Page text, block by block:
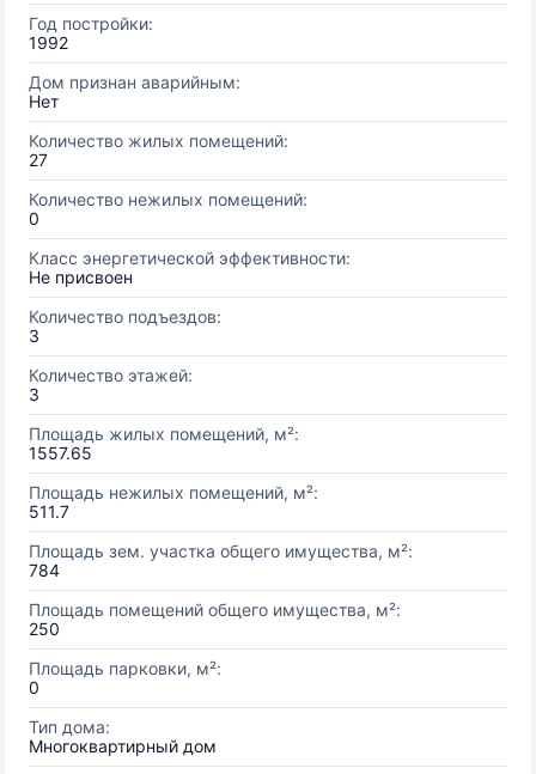
Год постройки:
1992
Дом признан аварийным:
Нет
Количество жилых помещений:
27
Количество нежилых помещений:
0
Класс энергетической эффективности:
Не присвоен
Количество подъездов:
3
Количество этажей:
3
Площадь жилых помещений, м²:
1557.65
Площадь нежилых помещений, м²:
511.7
Площадь зем. участка общего имущества, м²:
784
Площадь помещений общего имущества, м²:
250
Площадь парковки, м²:
0
Тип дома:
Многоквартирный дом